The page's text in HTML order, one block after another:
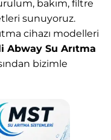
bakım, filtre
sunuyoruz.
cihazı modelleri
Abway Su Arıtma
bizimle